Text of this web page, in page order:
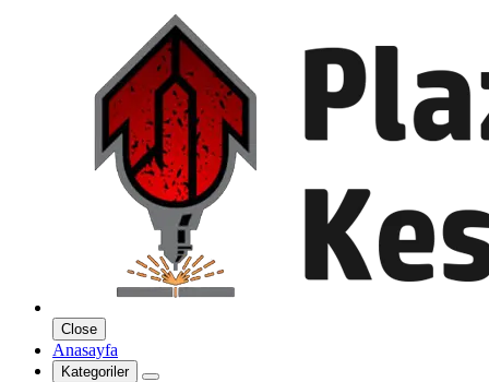
Close
Anasayfa
Kategoriler